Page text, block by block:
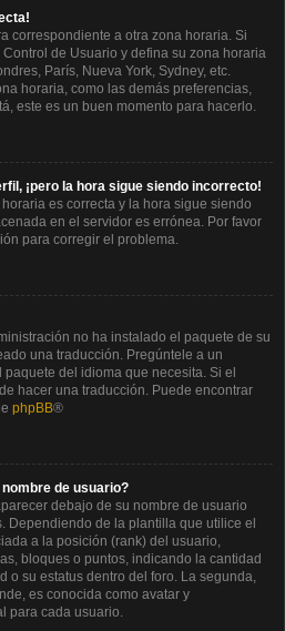
correspondiente a otra zona horaria. Si
de Usuario y defina su zona horaria
París, Nueva York, Sydney, etc.
horaria, como las demás preferencias,
este es un buen momento para hacerlo.
¡pero la hora sigue siendo incorrecto!
es correcta y la hora sigue siendo
en el servidor es errónea. Por favor
para corregir el problema.
no ha instalado el paquete de su
una traducción. Pregúntele a un
del idioma que necesita. Si el
hacer una traducción. Puede encontrar
phpBB®
de usuario?
debajo de su nombre de usuario
Dependiendo de la plantilla que utilice el
a la posición (rank) del usuario,
bloques o puntos, indicando la cantidad
o su estatus dentro del foro. La segunda,
es conocida como avatar y
para cada usuario.